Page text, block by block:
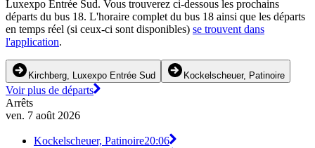
Luxexpo Entrée Sud. Vous trouverez ci-dessous les prochains
départs du bus 18. L'horaire complet du bus 18 ainsi que les départs
en temps réel (si ceux-ci sont disponibles) se trouvent dans
l'application.
Kirchberg, Luxexpo Entrée Sud Kockelscheuer, Patinoire
Voir plus de départs
Arrêts
ven. 7 août 2026
Kockelscheuer, Patinoire20:06